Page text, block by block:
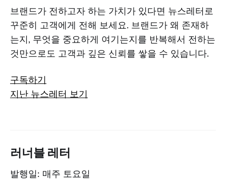
브랜드가 전하고자 하는 가치가 있다면 뉴스레터로
꾸준히 고객에게 전해 보세요. 브랜드가 왜 존재하
는지, 무엇을 중요하게 여기는지를 반복해서 전하는
것만으로도 고객과 깊은 신뢰를 쌓을 수 있습니다.
구독하기
지난 뉴스레터 보기
러너블 레터
발행일: 매주 토요일